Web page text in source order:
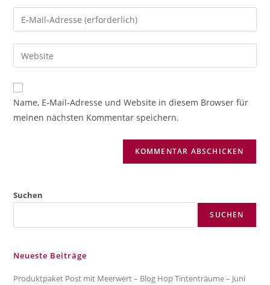
Namen
oder
zum
Kommentieren
ein
Gib
deine
E-
Mail-
zum
Kommentieren
ein
Gib
deine
Website-
URL
Name, E-Mail-Adresse und Website in diesem Browser für
meinen nächsten Kommentar speichern.
Suchen
SUCHEN
Neueste Beiträge
Produktpaket Post mit Meerwert – Blog Hop Tintenträume – Juni